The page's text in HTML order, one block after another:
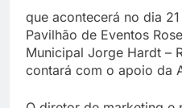
que acontecerá no dia
Pavilhão de Eventos
Municipal Jorge Hardt –
contará com o apoio da